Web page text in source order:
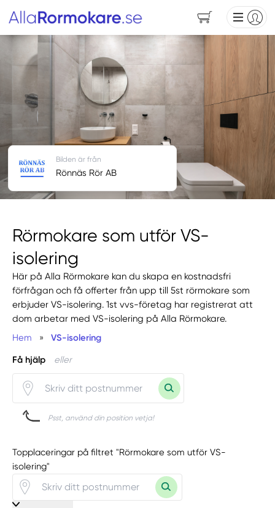
Rörmokare som utför VS-
isolering
Här på Alla Rörmokare kan du skapa en kostnadsfri
förfrågan och få offerter från upp till 5st rörmokare som
erbjuder VS-isolering. 1st vvs-företag har registrerat att
dom arbetar med VS-isolering på Alla Rörmokare.
Hem
» VS-isolering
Få hjälp eller
Psst, använd din position vetja!
Bilden är från
Rönnäs Rör AB
Topplaceringar på filtret "Rörmokare som utför VS-
isolering"